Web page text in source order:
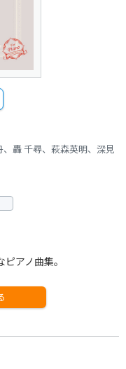
轟 千尋、萩森英明、深見
アノ曲集。